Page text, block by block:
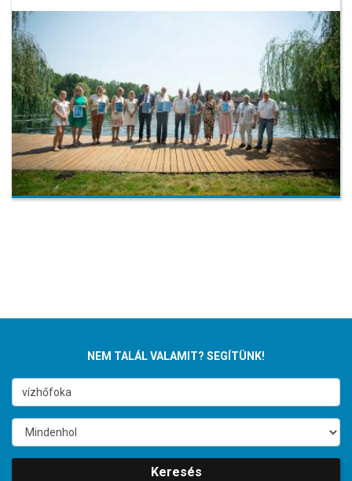
NEM TALÁL VALAMIT? SEGÍTÜNK!
Keresés